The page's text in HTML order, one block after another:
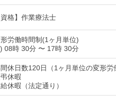
資格】作業療法士
労働時間制(1ヶ月単位)
08時 30分 〜 17時 30分
休日数120日（1ヶ月単位の変形労
休暇
休暇（法定通り）